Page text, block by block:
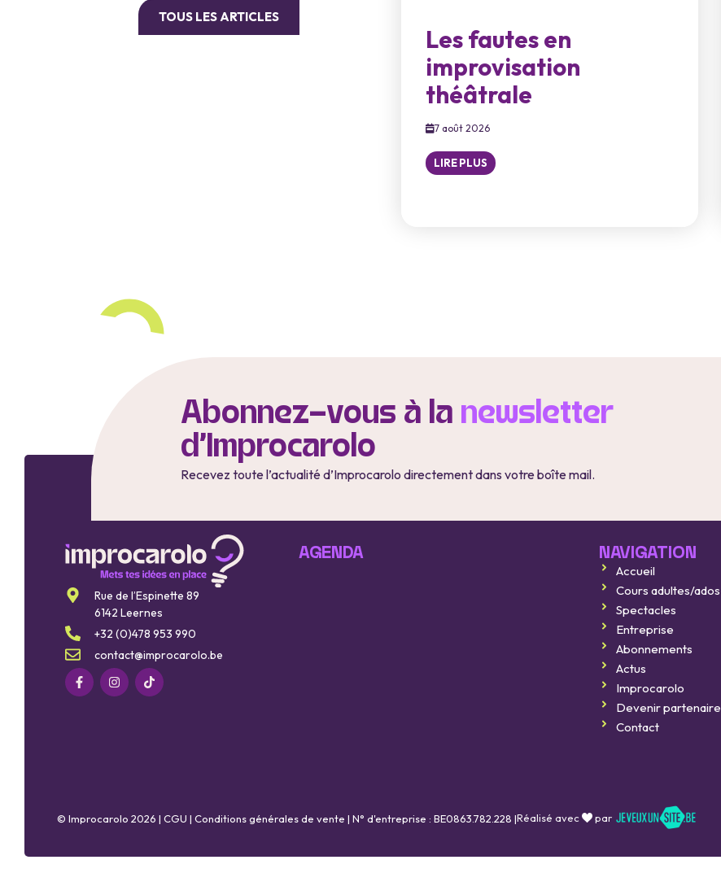
TOUS LES ARTICLES
Les fautes en
improvisation
théâtrale
7 août 2026
LIRE PLUS
Abonnez-vous à la newsletter
d'Improcarolo
Recevez toute l’actualité d’Improcarolo directement dans votre boîte mail.
Rue de l’Espinette 89
6142 Leernes
+32 (0)478 953 990
contact@improcarolo.be
AGENDA NAVIGATION
Accueil
Cours adultes/ados
Spectacles
Entreprise
Abonnements
Actus
Improcarolo
Devenir partenaire
Contact
© Improcarolo 2026 | CGU | Conditions générales de vente | N° d'entreprise : BE0863.782.228 |Réalisé avec par